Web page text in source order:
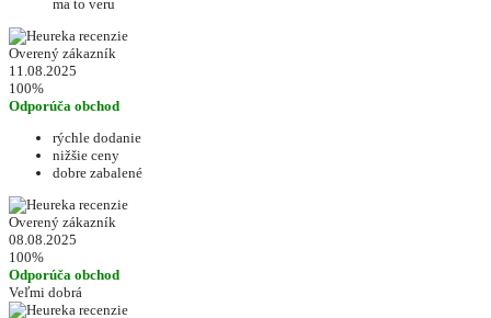
ma to veru
Overený zákazník
11.08.2025
100%
Odporúča obchod
rýchle dodanie
nižšie ceny
dobre zabalené
Overený zákazník
08.08.2025
100%
Odporúča obchod
Veľmi dobrá